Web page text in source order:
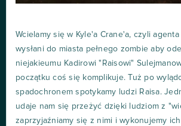
Wcielamy się w Kyle'a Crane'a, czyli agenta
wysłani do miasta pełnego zombie aby
niejakieumu Kadirowi "Raisowi"
początku coś się komplikuje. Tuż po
spadochronem spotykamy ludzi Raisa.
udaje nam się przeżyć dzięki ludziom z
zaprzyjaźniamy się z nimi i wykonujemy